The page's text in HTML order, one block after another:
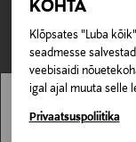
KOHTA
Klõpsates "Luba
seadmesse
veebisaidi
igal ajal muuta selle
Privaatsuspoliitika
Materjal
65% polüamiid,
Hooldusjuhendid
Soovitatav
0,00 € – 4,90 €
Stockmann